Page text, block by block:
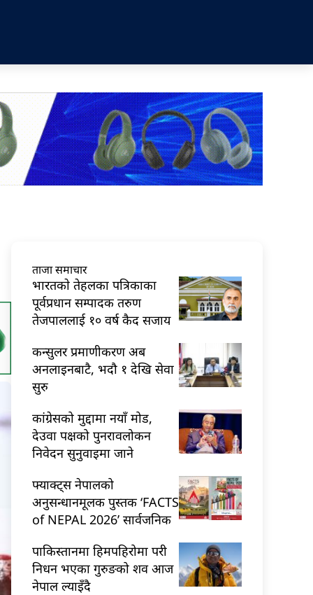
ताजा समाचार
भारतकाे तेहलका पत्रिकाका
पूर्वप्रधान सम्पादक तरुण
तेजपाललाई १० वर्ष कैद सजाय
कन्सुलर प्रमाणीकरण अब
अनलाइनबाटै, भदौ १ देखि सेवा
सुरु
कांग्रेसको मुद्दामा नयाँ मोड,
देउवा पक्षको पुनरावलोकन
निवेदन सुनुवाइमा जाने
फ्याक्ट्स नेपालको
अनुसन्धानमूलक पुस्तक ‘FACTS
of NEPAL 2026’ सार्वजनिक
पाकिस्तानमा हिमपहिरोमा परी
निधन भएका गुरुङको शव आज
नेपाल ल्याइँदै